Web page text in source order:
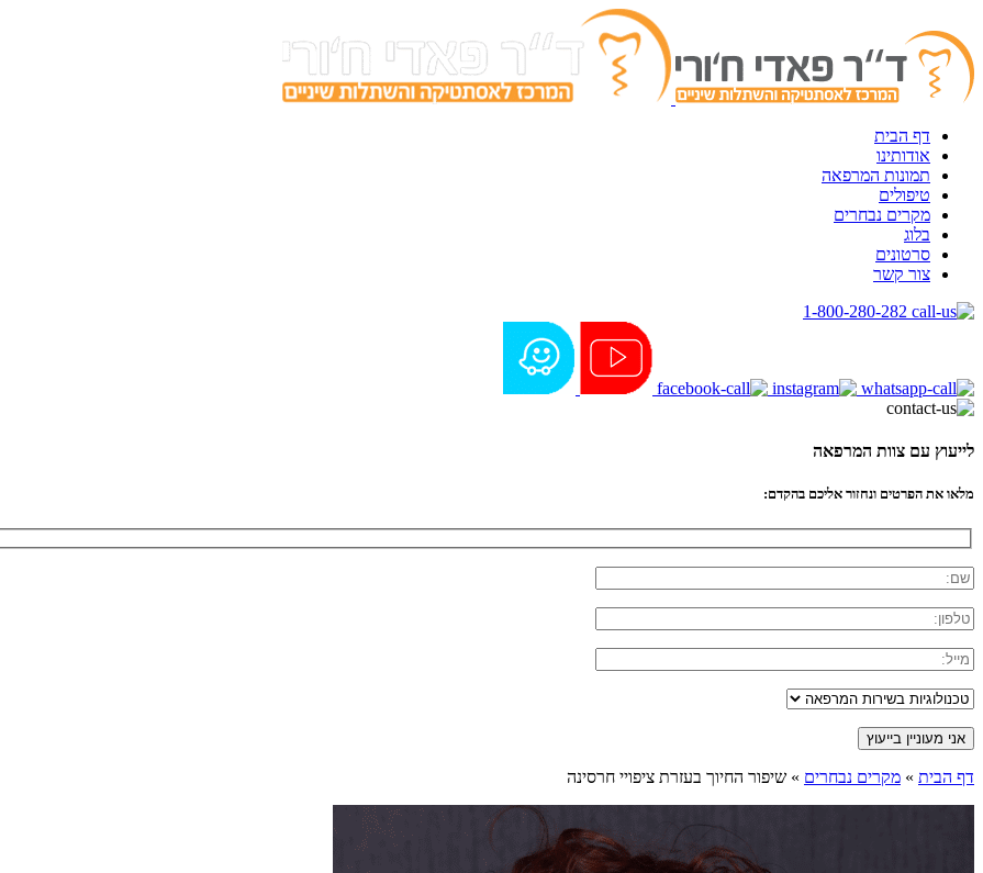
דף הבית
אודותינו
תמונות המרפאה
טיפולים
מקרים נבחרים
בלוג
סרטונים
צור קשר
1-800-280-282
לייעוץ עם צוות המרפאה
מלאו את הפרטים ונחזור אליכם בהקדם:
דף הבית » מקרים נבחרים » שיפור החיוך בעזרת ציפויי חרסינה